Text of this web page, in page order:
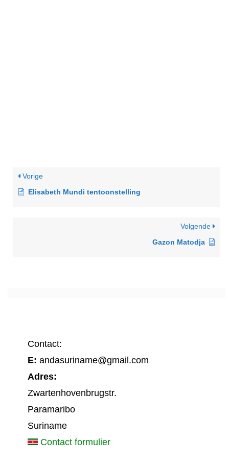
Vorige
Elisabeth Mundi tentoonstelling
Volgende
Gazon Matodja
Contact:
E: andasuriname@gmail.com
Adres:
Zwartenhovenbrugstr.
Paramaribo
Suriname
Contact formulier